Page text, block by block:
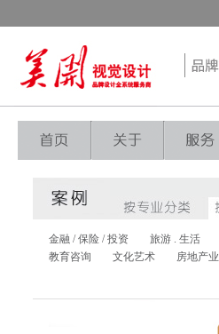
金融 / 保险 / 投资 旅游 . 生活
教育咨询
文化艺术 房地产业